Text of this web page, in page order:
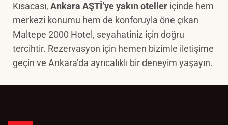
Kısacası, Ankara AŞTİ’ye yakın oteller içinde hem
merkezi konumu hem de konforuyla öne çıkan
Maltepe 2000 Hotel, seyahatiniz için doğru
tercihtir. Rezervasyon için hemen bizimle iletişime
geçin ve Ankara’da ayrıcalıklı bir deneyim yaşayın.